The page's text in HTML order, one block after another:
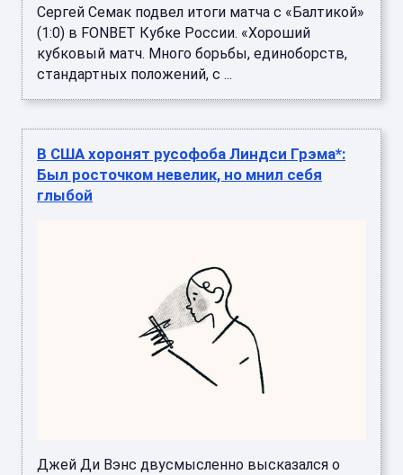
Сергей Семак подвел итоги матча с «Балтикой»
(1:0) в FONBET Кубке России. «Хороший
кубковый матч. Много борьбы, единоборств,
стандартных положений, с ...
В США хоронят русофоба Линдси Грэма*:
Был росточком невелик, но мнил себя
глыбой
Джей Ди Вэнс двусмысленно высказался о